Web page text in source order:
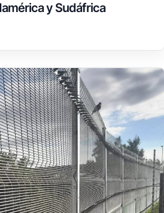
y Sudáfrica